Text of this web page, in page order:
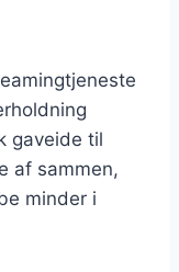
gaveide til
af sammen,
minder i